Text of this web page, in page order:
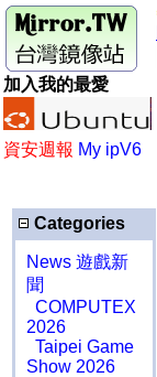
加入我的最愛
資安週報 My ipV6
Categories
News 遊戲新
聞
COMPUTEX
2026
Taipei Game
Show 2026